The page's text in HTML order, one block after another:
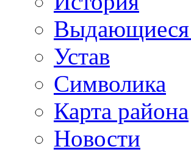
Выдающиеся
Устав
Символика
Карта района
Новости